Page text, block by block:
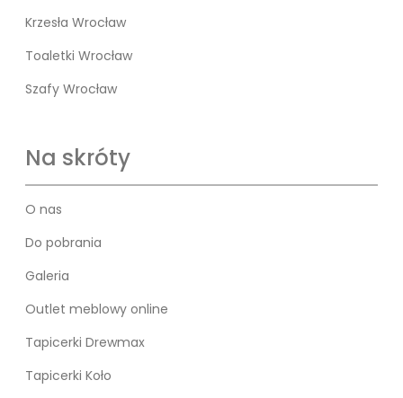
Krzesła Wrocław
Toaletki Wrocław
Szafy Wrocław
Na skróty
O nas
Do pobrania
Galeria
Outlet meblowy online
Tapicerki Drewmax
Tapicerki Koło